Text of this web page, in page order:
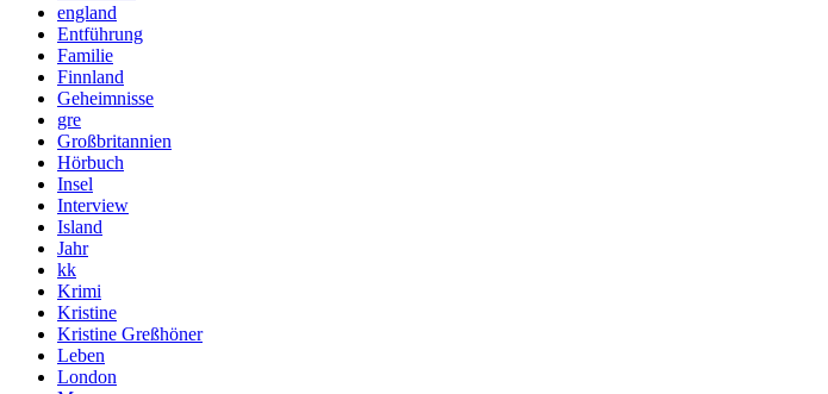
england
Entführung
Familie
Finnland
Geheimnisse
gre
Großbritannien
Hörbuch
Insel
Interview
Island
Jahr
kk
Krimi
Kristine
Kristine Greßhöner
Leben
London